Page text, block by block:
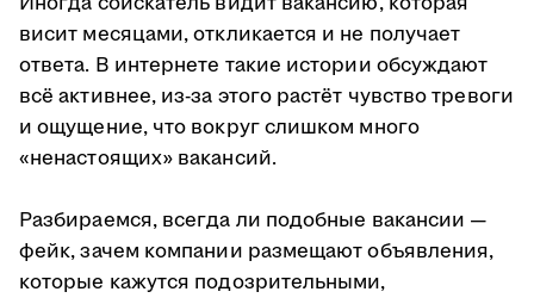
висит месяцами, откликается и не получает
ответа. В интернете такие истории обсуждают
всё активнее, из-за этого растёт чувство тревоги
и ощущение, что вокруг слишком много
«ненастоящих» вакансий.
Разбираемся, всегда ли подобные вакансии —
фейк, зачем компании размещают объявления,
которые кажутся подозрительными,